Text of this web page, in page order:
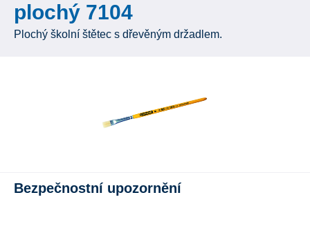
plochý 7104
Plochý školní štětec s dřevěným držadlem.
Bezpečnostní upozornění